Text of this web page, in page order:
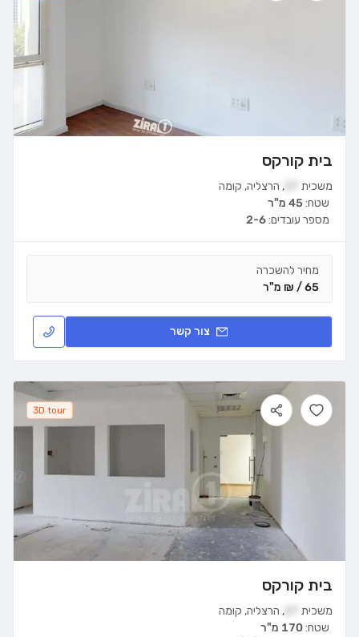
בית קורקס
משכית , הרצליה, קומה
שטח:45 מ"ר
מספר עובדים:2-6
מחיר להשכרה
65 / ₪ מ"ר
צור קשר
3D tour
בית קורקס
משכית , הרצליה, קומה
שטח:170 מ"ר